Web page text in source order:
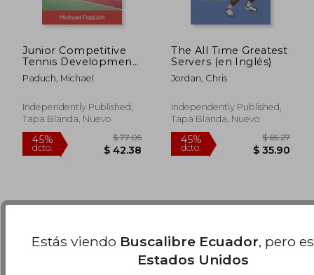
$ 21.73
Junior Competitive
Tennis Development:
Defining and
Understanding the
Inglés)
Paduch, Michael
Independently Published,
Tapa Blanda, Nuevo
The All Time Greatest
Servers (en Inglés)
Jordan, Chris
Independently Published,
Tapa Blanda, Nuevo
Estás viendo Buscalibre Ecuador, pero
Estados Unidos